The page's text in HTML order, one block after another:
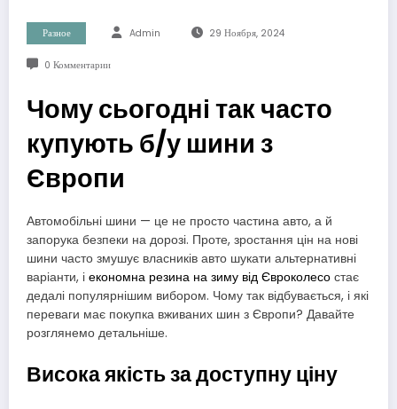
Разное Admin 29 Ноября, 2024
0 Комментарии
Чому сьогодні так часто
купують б/у шини з
Європи
Автомобільні шини — це не просто частина авто, а й
запорука безпеки на дорозі. Проте, зростання цін на нові
шини часто змушує власників авто шукати альтернативні
варіанти, і економна резина на зиму від Євроколесо стає
дедалі популярнішим вибором. Чому так відбувається, і які
переваги має покупка вживаних шин з Європи? Давайте
розглянемо детальніше.
Висока якість за доступну ціну